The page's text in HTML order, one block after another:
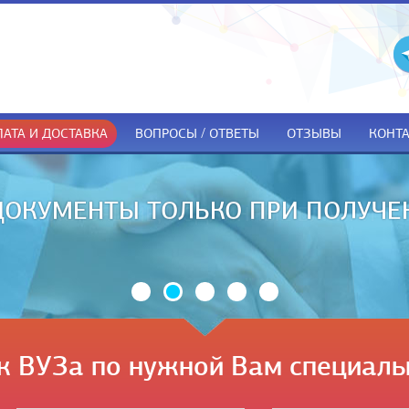
И ДОСТАВКА ВОПРОСЫ / ОТВЕТЫ ОТЗЫВЫ
ТОЛЬКО ПРИ
ВУЗа по нужной Вам